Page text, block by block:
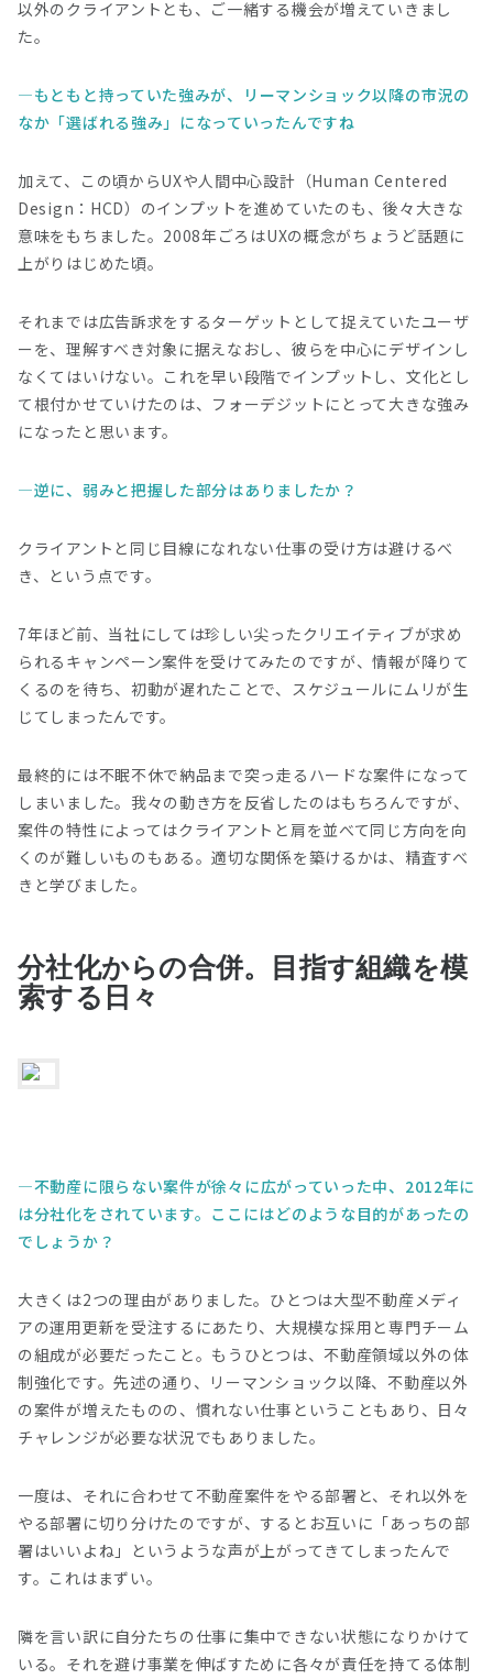
以外のクライアントとも、ご一緒する機会が増えていきまし
た。
もともと持っていた強みが、リーマンショック以降の市況の
なか「選ばれる強み」になっていったんですね
加えて、この頃からUXや人間中心設計（Human Centered
Design：HCD）のインプットを進めていたのも、後々大きな
意味をもちました。2008年ごろはUXの概念がちょうど話題に
上がりはじめた頃。
それまでは広告訴求をするターゲットとして捉えていたユーザ
ーを、理解すべき対象に据えなおし、彼らを中心にデザインし
なくてはいけない。これを早い段階でインプットし、文化とし
て根付かせていけたのは、フォーデジットにとって大きな強み
になったと思います。
逆に、弱みと把握した部分はありましたか？
クライアントと同じ目線になれない仕事の受け方は避けるべ
き、という点です。
7年ほど前、当社にしては珍しい尖ったクリエイティブが求め
られるキャンペーン案件を受けてみたのですが、情報が降りて
くるのを待ち、初動が遅れたことで、スケジュールにムリが生
じてしまったんです。
最終的には不眠不休で納品まで突っ走るハードな案件になって
しまいました。我々の動き方を反省したのはもちろんですが、
案件の特性によってはクライアントと肩を並べて同じ方向を向
くのが難しいものもある。適切な関係を築けるかは、精査すべ
きと学びました。
分社化からの合併。目指す組織を模
索する日々
不動産に限らない案件が徐々に広がっていった中、2012年に
は分社化をされています。ここにはどのような目的があったの
でしょうか？
大きくは2つの理由がありました。ひとつは大型不動産メディ
アの運用更新を受注するにあたり、大規模な採用と専門チーム
の組成が必要だったこと。もうひとつは、不動産領域以外の体
制強化です。先述の通り、リーマンショック以降、不動産以外
の案件が増えたものの、慣れない仕事ということもあり、日々
チャレンジが必要な状況でもありました。
一度は、それに合わせて不動産案件をやる部署と、それ以外を
やる部署に切り分けたのですが、するとお互いに「あっちの部
署はいいよね」というような声が上がってきてしまったんで
す。これはまずい。
隣を言い訳に自分たちの仕事に集中できない状態になりかけて
いる。それを避け事業を伸ばすために各々が責任を持てる体制